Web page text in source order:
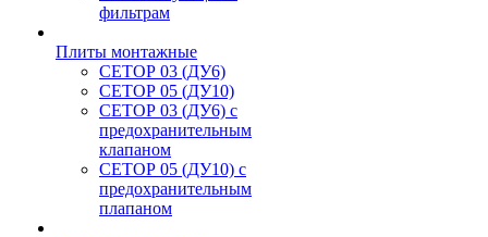
фильтрам
Плиты монтажные
CЕТОР 03 (ДУ6)
CЕТОР 05 (ДУ10)
CЕТОР 03 (ДУ6) с
предохранительным
клапаном
CЕТОР 05 (ДУ10) с
предохранительным
плапаном